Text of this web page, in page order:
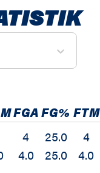
FGAFG% FTM
4
4.0
25.0
25.0
4
4.0